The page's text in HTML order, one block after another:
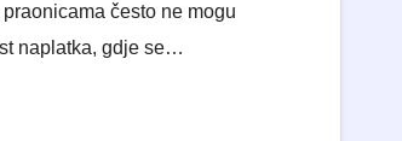
često ne mogu
naplatka, gdje se…